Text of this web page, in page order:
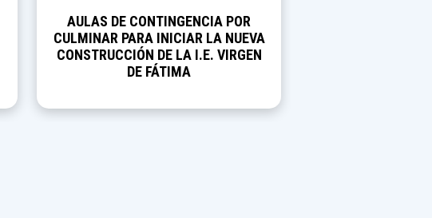
AULAS DE CONTINGENCIA POR
CULMINAR PARA INICIAR LA NUEVA
CONSTRUCCIÓN DE LA I.E. VIRGEN
DE FÁTIMA